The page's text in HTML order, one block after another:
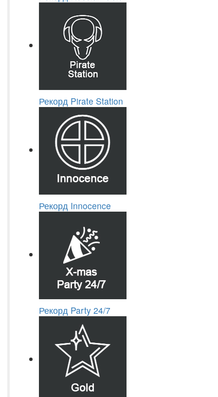
Рекорд Pirate Station
Рекорд Innocence
Рекорд Party 24/7